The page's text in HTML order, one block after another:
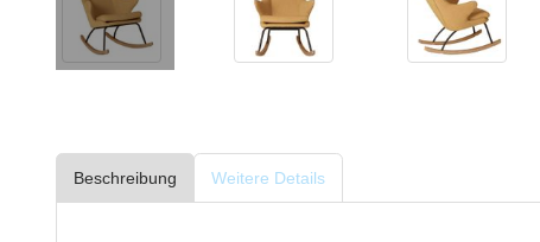
Beschreibung Weitere Details